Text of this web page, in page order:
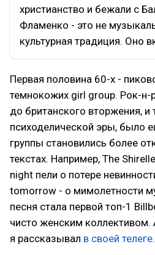
христианство и бежали с
Фламенко - это не
культурная традиция. Оно
Первая половина 60-х -
темнокожих girl group. Рок-н-
до британского вторжения, и
психоделической эры, было
группы становились более
текстах. Например, The
night пели о потере
tomorrow - о мимолетности
песня стала первой топ-1
чисто женским коллективом.
я рассказывал в своей телеге.